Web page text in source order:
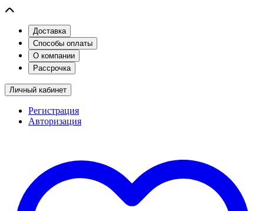
Доставка
Способы оплаты
О компании
Рассрочка
Личный кабинет
Регистрация
Авторизация